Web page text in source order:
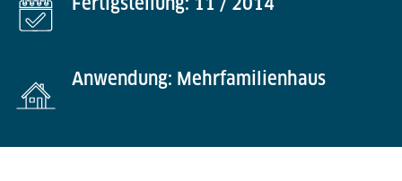
Anwendung: Mehrfamilienhaus